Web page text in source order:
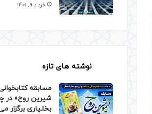
خرداد 9, 1401
نوشته های تازه
مسابقه
شیرین روح» در
بختیاری برگزار